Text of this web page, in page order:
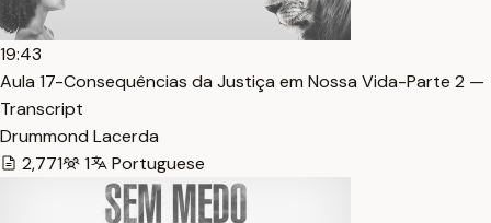
19:43
Aula 17-Consequências da Justiça em Nossa Vida-Parte 2 —
Transcript
Drummond Lacerda
2,771
1 Portuguese